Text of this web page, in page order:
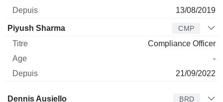
13/08/2019
Piyush Sharma CMP
Compliance Officer
-
21/09/2022
Administrateur Titre
Dennis Ausiello BRD